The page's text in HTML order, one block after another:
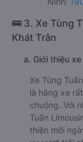
Xem địa
https://
Số điện
Ninh:
🚌 3. Xe Tùng
Khát Trân
a. Giới thiệu
Xe Tùng
là hãng xe